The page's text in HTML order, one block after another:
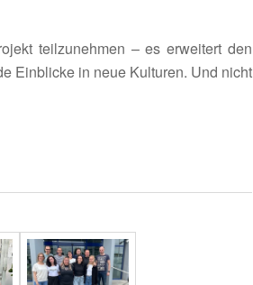
teil­zu­nehmen – es erwei­tert den
Einblicke in neue Kulturen. Und nicht